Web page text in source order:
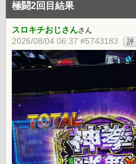
極闘2回目結果
スロキチおじさんさん
2026/08/04 06:37 #5743183 評